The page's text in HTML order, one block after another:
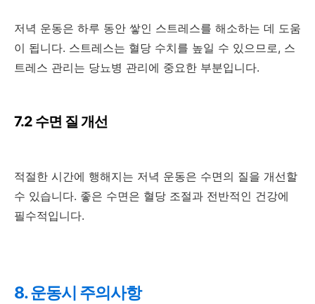
저녁 운동은 하루 동안 쌓인 스트레스를 해소하는 데 도움
이 됩니다. 스트레스는 혈당 수치를 높일 수 있으므로, 스
트레스 관리는 당뇨병 관리에 중요한 부분입니다.
7.2 수면 질 개선
적절한 시간에 행해지는 저녁 운동은 수면의 질을 개선할
수 있습니다. 좋은 수면은 혈당 조절과 전반적인 건강에
필수적입니다.
8. 운동시 주의사항